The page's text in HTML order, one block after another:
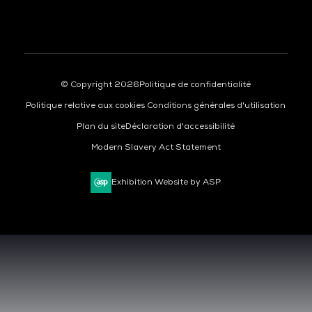
© Copyright 2026Politique de confidentialité
Politique relative aux cookies Conditions générales d'utilisation
Plan du siteDéclaration d'accessibilité
Modern Slavery Act Statement
Exhibition Website by ASP